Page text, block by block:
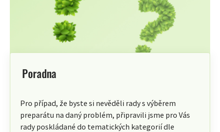
Poradna
Pro případ, že byste si nevěděli rady s výběrem
preparátu na daný problém, připravili jsme pro Vás
rady poskládané do tematických kategorií dle